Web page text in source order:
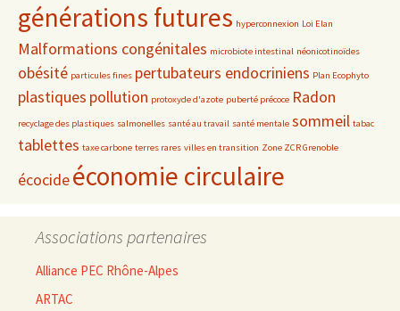
générations futures hyperconnexion Loi Elan
Malformations congénitales microbiote intestinal néonicotinoïdes
obésité particules fines pertubateurs endocriniens Plan Ecophyto
plastiques pollution protoxyde d'azote puberté précoce Radon
recyclage des plastiques salmonelles santé au travail santé mentale sommeil tabac
tablettes taxe carbone terres rares villes en transition Zone ZCR Grenoble
écocideéconomie circulaire
Associations partenaires
Alliance PEC Rhône-Alpes
ARTAC